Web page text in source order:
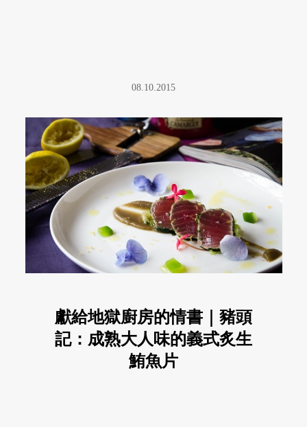
08.10.2015
獻給地獄廚房的情書｜豬頭
記：成熟大人味的義式炙生
鮪魚片